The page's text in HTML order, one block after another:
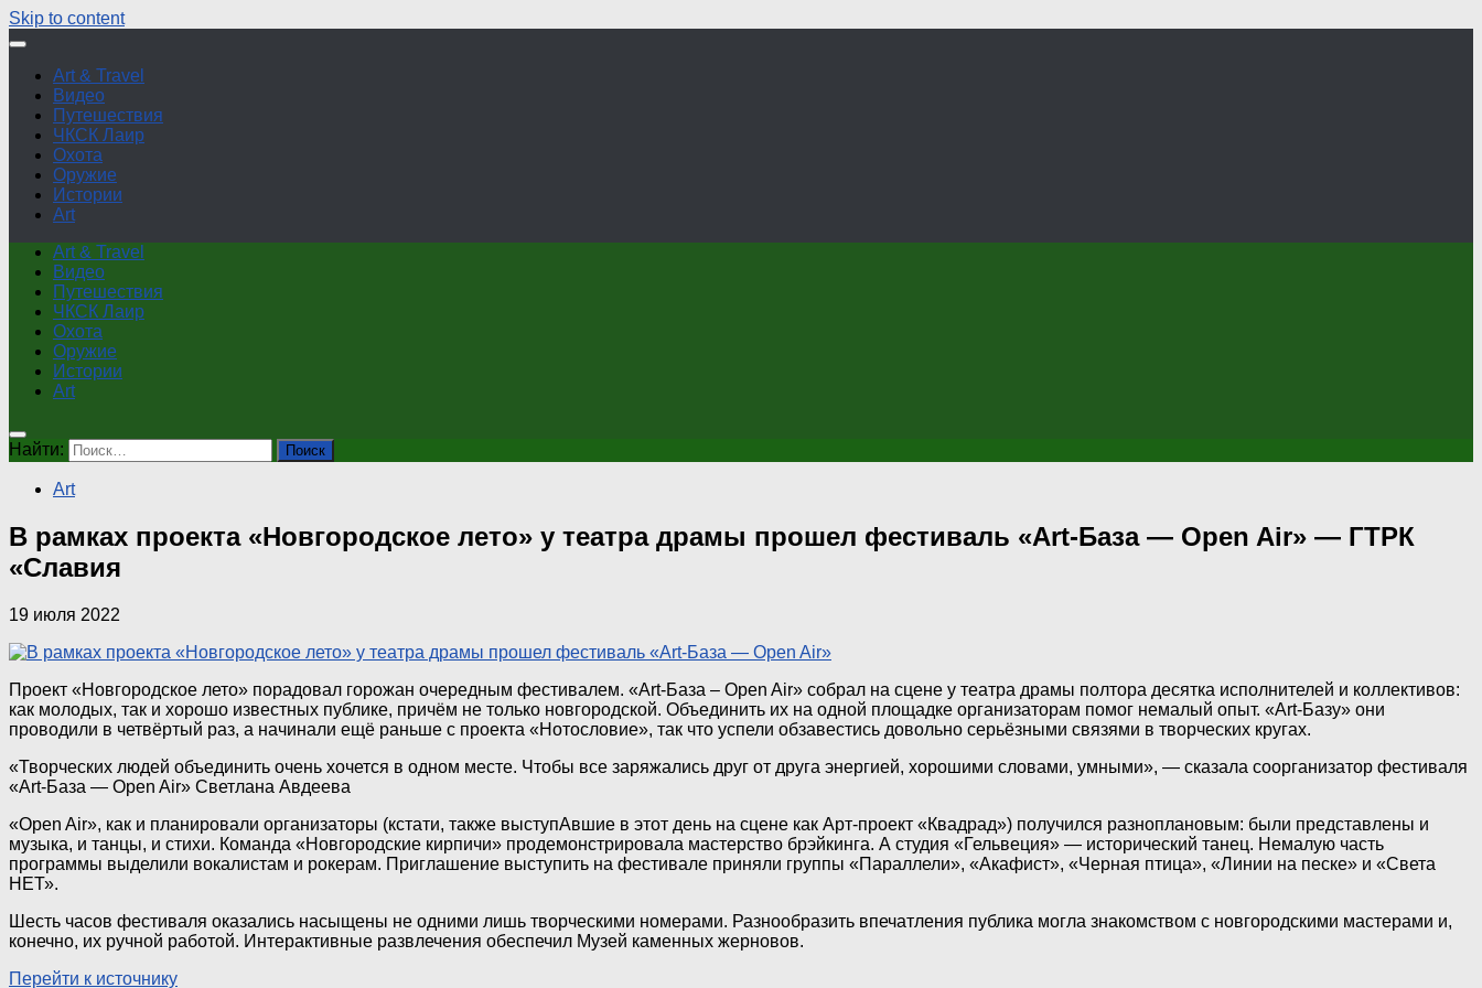
Skip to content
Art & Travel
Видео
Путешествия
ЧКСК Лаир
Охота
Оружие
Истории
Art
Art & Travel
Видео
Путешествия
ЧКСК Лаир
Охота
Оружие
Истории
Art
Найти:
Art
В рамках проекта «Новгородское лето» у театра драмы прошел фестиваль «Art-База — Open Air» — ГТРК
«Славия
19 июля 2022
Проект «Новгородское лето» порадовал горожан очередным фестивалем. «Art-База – Open Air» собрал на сцене у театра драмы полтора десятка исполнителей и коллективов:
как молодых, так и хорошо известных публике, причём не только новгородской. Объединить их на одной площадке организаторам помог немалый опыт. «Art-Базу» они
проводили в четвёртый раз, а начинали ещё раньше с проекта «Нотословие», так что успели обзавестись довольно серьёзными связями в творческих кругах.
«Творческих людей объединить очень хочется в одном месте. Чтобы все заряжались друг от друга энергией, хорошими словами, умными», — сказала соорганизатор фестиваля
«Art-База — Open Air» Светлана Авдеева
«Open Air», как и планировали организаторы (кстати, также выступАвшие в этот день на сцене как Арт-проект «Квадрад») получился разноплановым: были представлены и
музыка, и танцы, и стихи. Команда «Новгородские кирпичи» продемонстрировала мастерство брэйкинга. А студия «Гельвеция» — исторический танец. Немалую часть
программы выделили вокалистам и рокерам. Приглашение выступить на фестивале приняли группы «Параллели», «Акафист», «Черная птица», «Линии на песке» и «Света
НЕТ».
Шесть часов фестиваля оказались насыщены не одними лишь творческими номерами. Разнообразить впечатления публика могла знакомством с новгородскими мастерами и,
конечно, их ручной работой. Интерактивные развлечения обеспечил Музей каменных жерновов.
Перейти к источнику